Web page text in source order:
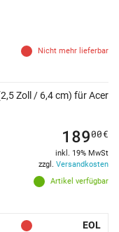
Nicht mehr lieferbar
Zoll / 6,4 cm) für Acer
Artikel verfügbar
18900€
inkl. 19% MwSt
zzgl. Versandkosten
EOL